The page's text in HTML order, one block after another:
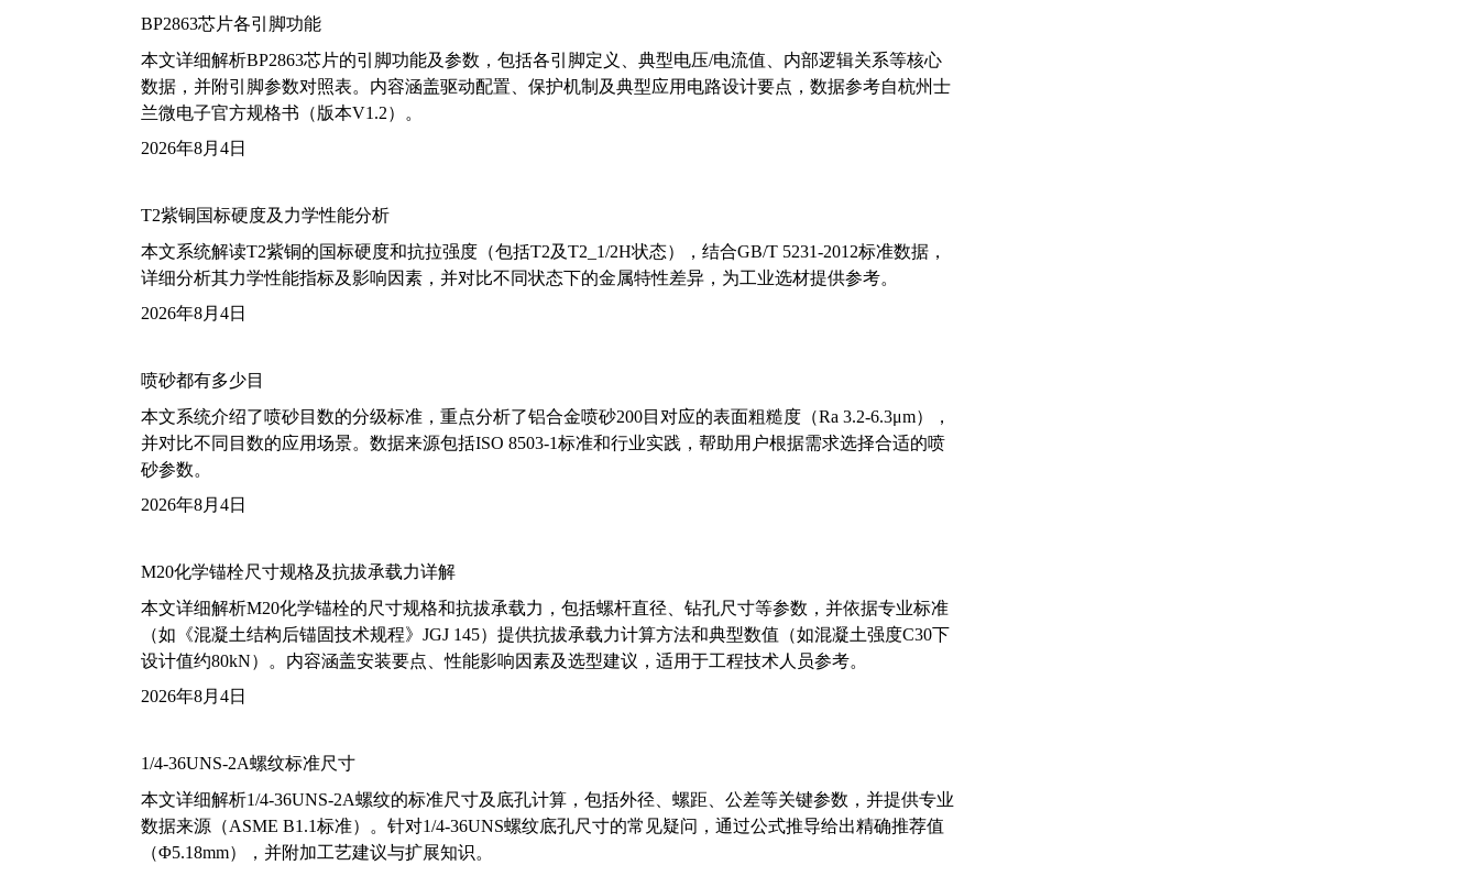
BP2863芯片各引脚功能
本文详细解析BP2863芯片的引脚功能及参数，包括各引脚定义、典型电压/电流值、内部逻辑关系等核心
数据，并附引脚参数对照表。内容涵盖驱动配置、保护机制及典型应用电路设计要点，数据参考自杭州士
兰微电子官方规格书（版本V1.2）。
2026年8月4日
T2紫铜国标硬度及力学性能分析
本文系统解读T2紫铜的国标硬度和抗拉强度（包括T2及T2_1/2H状态），结合GB/T 5231-2012标准数据，
详细分析其力学性能指标及影响因素，并对比不同状态下的金属特性差异，为工业选材提供参考。
2026年8月4日
喷砂都有多少目
本文系统介绍了喷砂目数的分级标准，重点分析了铝合金喷砂200目对应的表面粗糙度（Ra 3.2-6.3μm），
并对比不同目数的应用场景。数据来源包括ISO 8503-1标准和行业实践，帮助用户根据需求选择合适的喷
砂参数。
2026年8月4日
M20化学锚栓尺寸规格及抗拔承载力详解
本文详细解析M20化学锚栓的尺寸规格和抗拔承载力，包括螺杆直径、钻孔尺寸等参数，并依据专业标准
（如《混凝土结构后锚固技术规程》JGJ 145）提供抗拔承载力计算方法和典型数值（如混凝土强度C30下
设计值约80kN）。内容涵盖安装要点、性能影响因素及选型建议，适用于工程技术人员参考。
2026年8月4日
1/4-36UNS-2A螺纹标准尺寸
本文详细解析1/4-36UNS-2A螺纹的标准尺寸及底孔计算，包括外径、螺距、公差等关键参数，并提供专业
数据来源（ASME B1.1标准）。针对1/4-36UNS螺纹底孔尺寸的常见疑问，通过公式推导给出精确推荐值
（Φ5.18mm），并附加工艺建议与扩展知识。